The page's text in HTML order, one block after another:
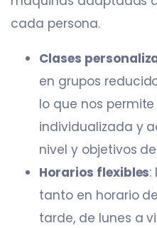
cada persona.​
Clases
en grupos
lo que nos
individualizada y
nivel y objetivos
Horarios flexibles:
tanto en horario
tarde, de lunes a